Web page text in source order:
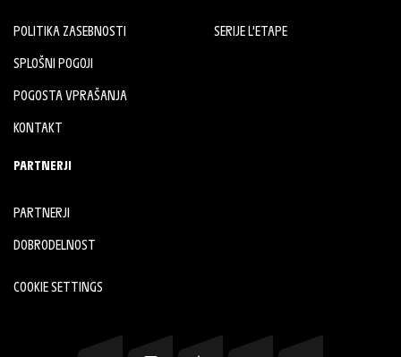
POLITIKA ZASEBNOSTI
SPLOŠNI POGOJI
POGOSTA VPRAŠANJA
KONTAKT
SERIJE L'ETAPE
PARTNERJI
PARTNERJI
DOBRODELNOST
COOKIE SETTINGS